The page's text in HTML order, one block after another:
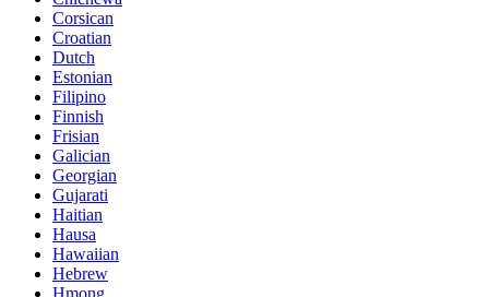
Corsican
Croatian
Dutch
Estonian
Filipino
Finnish
Frisian
Galician
Georgian
Gujarati
Haitian
Hausa
Hawaiian
Hebrew
Hmong